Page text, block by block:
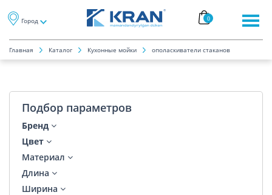
Город 0
Главная Каталог Кухонные мойки ополаскиватели стаканов
Подбор параметров
Бренд
Цвет
Материал
Длина
Ширина